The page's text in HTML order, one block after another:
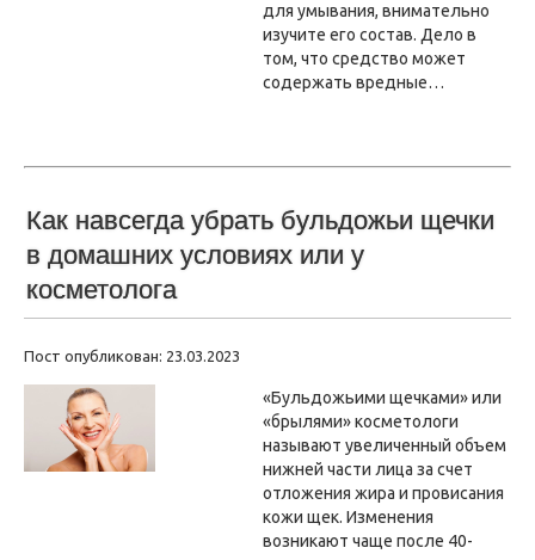
для умывания, внимательно
изучите его состав. Дело в
том, что средство может
содержать вредные…
Как навсегда убрать бульдожьи щечки
в домашних условиях или у
косметолога
Пост опубликован: 23.03.2023
«Бульдожьими щечками» или
«брылями» косметологи
называют увеличенный объем
нижней части лица за счет
отложения жира и провисания
кожи щек. Изменения
возникают чаще после 40-